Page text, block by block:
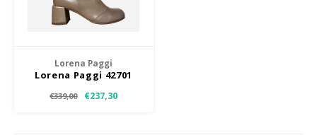
Jassen & Mantels
Lorena Paggi
Lorena Paggi 42701
€339,00 €237,30